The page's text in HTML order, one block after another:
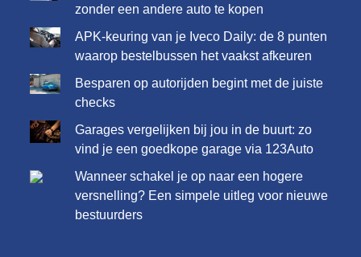
zonder een andere auto te kopen
APK-keuring van je Iveco Daily: de 8 punten
waarop bestelbussen het vaakst afkeuren
Besparen op autorijden begint met de juiste
checks
Garages vergelijken bij jou in de buurt: zo
vind je een goedkope garage via 123Auto
Wanneer schakel je op naar een hogere
versnelling? Een simpele uitleg voor nieuwe
bestuurders